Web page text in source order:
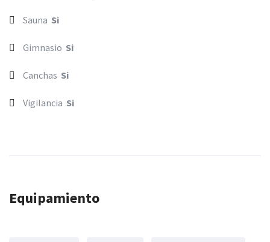
Sauna Si
Gimnasio Si
Canchas Si
Vigilancia Si
Equipamiento